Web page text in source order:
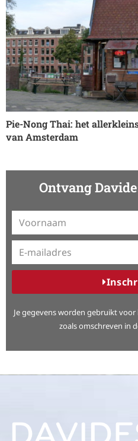
Pie-Nong Thai: het
van Amsterdam
Ontvang
l
e
Je gegevens worden gebruikt
zoals omschreven in